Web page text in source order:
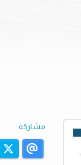
مشاركة